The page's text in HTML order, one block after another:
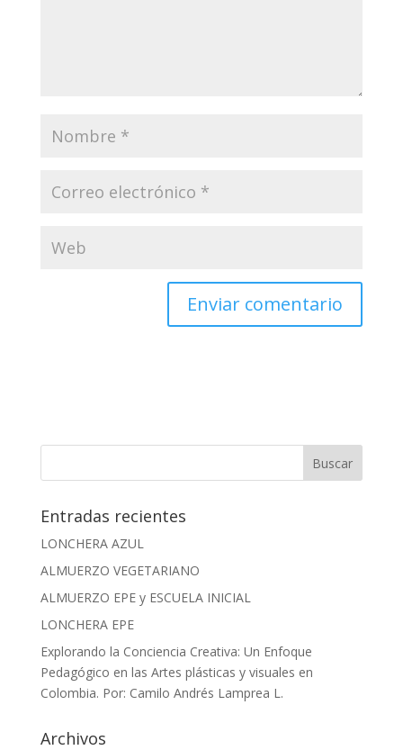
Entradas recientes
LONCHERA AZUL
ALMUERZO VEGETARIANO
ALMUERZO EPE y ESCUELA INICIAL
LONCHERA EPE
Explorando la Conciencia Creativa: Un Enfoque
Pedagógico en las Artes plásticas y visuales en
Colombia. Por: Camilo Andrés Lamprea L.
Archivos